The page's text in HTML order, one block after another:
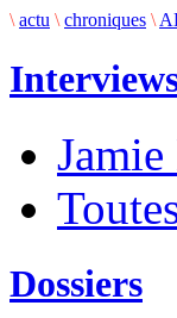
\ actu \ chroniques \
Dossiers